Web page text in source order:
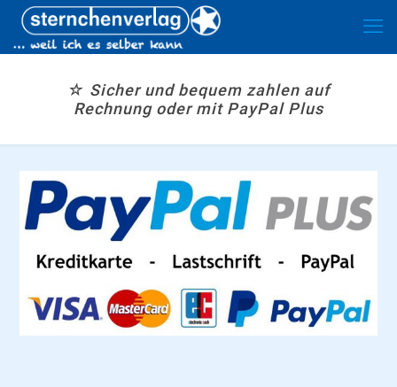
☆ Sicher und bequem zahlen auf
Rechnung oder mit PayPal Plus